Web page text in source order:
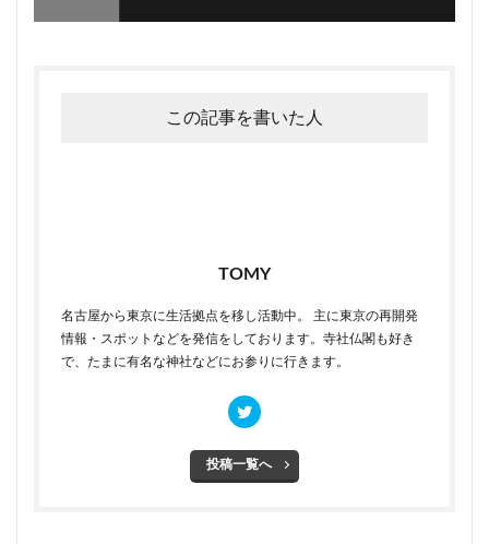
この記事を書いた人
TOMY
名古屋から東京に生活拠点を移し活動中。 主に東京の再開発
情報・スポットなどを発信をしております。寺社仏閣も好き
で、たまに有名な神社などにお参りに行きます。
投稿一覧へ